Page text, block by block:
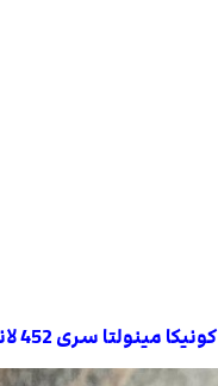
مینولتا سری 452 لانگ لایف